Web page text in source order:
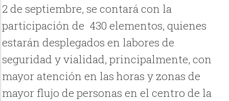
2 de septiembre, se contará con la
participación de 430 elementos, quienes
estarán desplegados en labores de
seguridad y vialidad, principalmente, con
mayor atención en las horas y zonas de
mayor flujo de personas en el centro de la